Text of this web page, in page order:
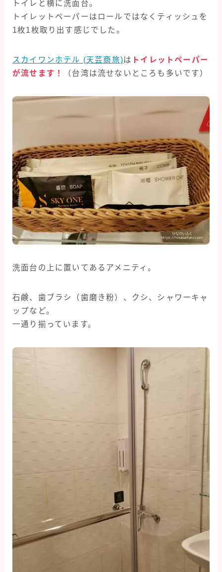
トイレと横に洗面台。
トイレットペーパーはロールではなくティッシュを
1枚1枚取り出す感じでした。
スカイワンホテル (天芸商旅)は トイレットペーパー
が流せます！
（台湾は流せないところも多いです）
洗面台の上に置いてあるアメニティ。
石鹸、歯ブラシ（歯磨き粉）、クシ、シャワーキャ
ップなど。
一通り揃っています。